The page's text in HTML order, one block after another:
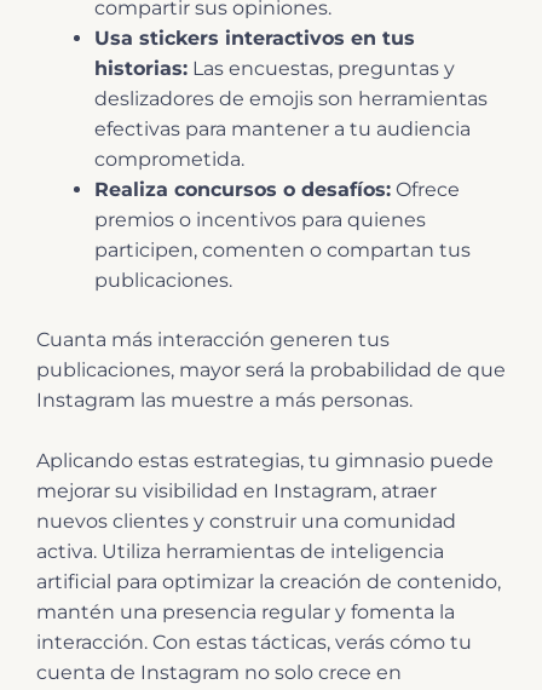
compartir sus opiniones.
Usa stickers interactivos en tus
historias: Las encuestas, preguntas y
deslizadores de emojis son herramientas
efectivas para mantener a tu audiencia
comprometida.
Realiza concursos o desafíos: Ofrece
premios o incentivos para quienes
participen, comenten o compartan tus
publicaciones.
Cuanta más interacción generen tus
publicaciones, mayor será la probabilidad de que
Instagram las muestre a más personas.
Aplicando estas estrategias, tu gimnasio puede
mejorar su visibilidad en Instagram, atraer
nuevos clientes y construir una comunidad
activa. Utiliza herramientas de inteligencia
artificial para optimizar la creación de contenido,
mantén una presencia regular y fomenta la
interacción. Con estas tácticas, verás cómo tu
cuenta de Instagram no solo crece en